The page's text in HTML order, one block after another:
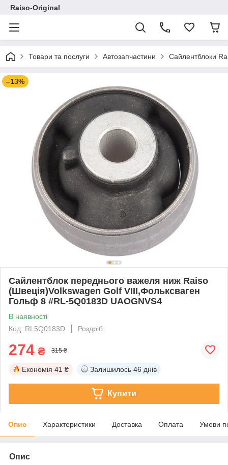
Raiso-Original
Товари та послуги Автозапчастини Сайлентблоки
–13%
Сайлентблок переднього важеля ниж Raiso
(Швеція)Volkswagen Golf VIII,Фольксваген
Гольф 8 #RL-5Q0183D UAOGNVS4
В наявності
Код: RL5Q0183D
Роздріб
274 ₴ 315 ₴
Економія 41 ₴ Залишилось 46 днів
Купити
Опис Характеристики Доставка Оплата Умови
Опис